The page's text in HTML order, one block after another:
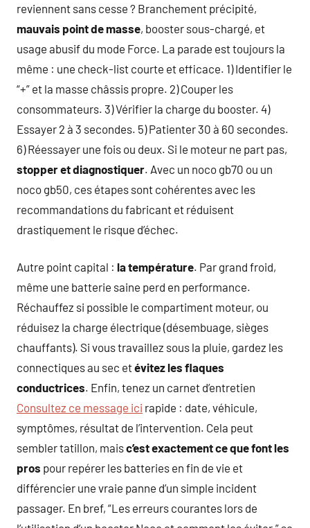
reviennent sans cesse ? Branchement précipité,
mauvais point de masse, booster sous-chargé, et
usage abusif du mode Force. La parade est toujours la
même : une check-list courte et efficace. 1) Identifier le
“+” et la masse châssis propre. 2) Couper les
consommateurs. 3) Vérifier la charge du booster. 4)
Essayer 2 à 3 secondes. 5) Patienter 30 à 60 secondes.
6) Réessayer une fois ou deux. Si le moteur ne part pas,
stopper et diagnostiquer. Avec un noco gb70 ou un
noco gb50, ces étapes sont cohérentes avec les
recommandations du fabricant et réduisent
drastiquement le risque d’échec.
Autre point capital : la température. Par grand froid,
même une batterie saine perd en performance.
Réchauffez si possible le compartiment moteur, ou
réduisez la charge électrique (désembuage, sièges
chauffants). Si vous travaillez sous la pluie, gardez les
connectiques au sec etévitez les flaques
conductrices. Enfin, tenez un carnet d’entretien
Consultez ce message ici rapide : date, véhicule,
symptômes, résultat de l’intervention. Cela peut
sembler tatillon, maisc’est exactement ce que font les
pros pour repérer les batteries en fin de vie et
différencier une vraie panne d’un simple incident
passager. En bref, “Les erreurs courantes lors de